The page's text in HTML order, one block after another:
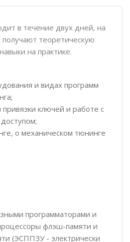
в течение двух дней, на
теоретическую
на практике.
и видах программ
ключей и работе с
о механическом тюнинге
программаторами и
флэш-памяти и
(ЭСППЗУ - электрически